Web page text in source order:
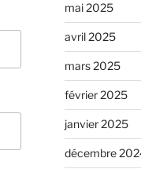
mai 2025
avril 2025
mars 2025
février 2025
janvier 2025
décembre